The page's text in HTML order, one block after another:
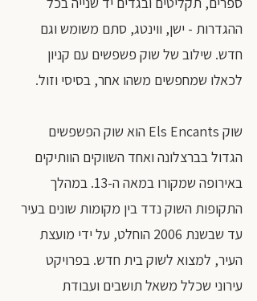
ההגדרות - ישן, ווינטג, סתם משומש וגם
חדש. שילוב של שוק פשפשים עם קניון
לכאלו שמחפשים משהו אחר, בסיסי וזול.
שוק Els Encants הוא שוק הפשפשים
הגדול בברצלונה ואחד השווקים הוותיקים
באירופה שמקורו במאה ה-13. במהלך
התקופות השוק נדד בין מקומות שונים בעיר
עד שבשנת 2006 הוחלט, על ידי מועצת
העיר, למצוא לשוק בית חדש. בפרויקט
עירוני שכלל משאל תושבים ועבודת